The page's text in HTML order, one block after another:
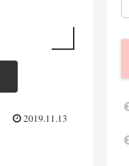
2019.11.13